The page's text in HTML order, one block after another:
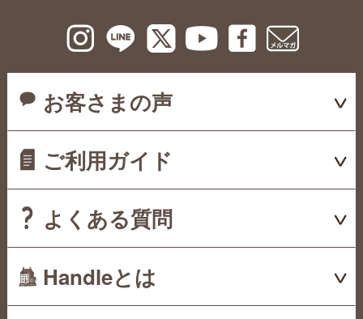
お客さまの声
ご利用ガイド
よくある質問
Handleとは